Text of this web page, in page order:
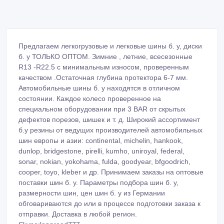
Предлагаем легкогрузовые и легковые шины б. у, диски
б. у ТОЛЬКО ОПТОМ. Зимние , летние, всесезонные
R13 -R22.5 с минимальным износом, проверенным
качеством .Остаточная глубина протектора 6-7 мм.
Автомобильные шины б. у находятся в отличном
состоянии. Каждое колесо проверенное на
специальном оборудовании при 3 BAR от скрытых
дефектов порезов, шишек и т. д. Широкий ассортимент
б.у резины от ведущих производителей автомобильных
шин европы и азии: continental, michelin, hankook,
dunlop, bridgestone, pirelli, kumho, uniroyal, federal,
sonar, nokian, yokohama, fulda, goodyear, bfgoodrich,
cooper, toyo, kleber и др. Принимаем заказы на оптовые
поставки шин б. у. Параметры подбора шин б. у,
размерности шин, цен шин б. у из Германии
обговариваются до или в процессе подготовки заказа к
отправки. Доставка в любой регион.